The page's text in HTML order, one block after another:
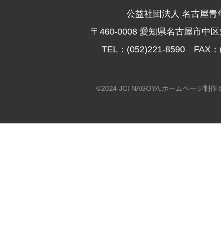
公益社団法人 名古屋青
〒460-0008 愛知県名古屋市中
TEL：(052)221-8590 FAX：
©2024 JCI NAGOYA.ホームページ制作